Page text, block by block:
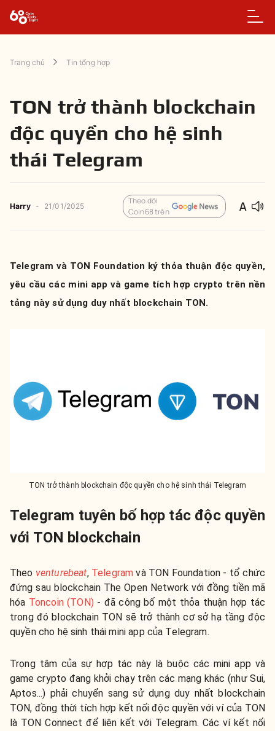
Trang chủ Tin tổng hợp
TON trở thành blockchain
độc quyền cho hệ sinh
thái Telegram
Harry - 21/01/2025
Theo dõi
Coin68 trên
Telegram và TON Foundation ký thỏa thuận độc quyền,
yêu cầu các mini app và game tích hợp crypto trên nền
tảng này sử dụng duy nhất blockchain TON.
TON trở thành blockchain độc quyền cho hệ sinh thái Telegram
Telegram tuyên bố hợp tác độc quyền
với TON blockchain
Theo venturebeat, Telegram và TON Foundation - tổ chức
đứng sau blockchain The Open Network với đồng tiền mã
hóa Toncoin (TON) - đã công bố một thỏa thuận hợp tác
trong đó blockchain TON sẽ trở thành cơ sở hạ tầng độc
quyền cho hệ sinh thái mini app của Telegram.
Trọng tâm của sự hợp tác này là buộc các mini app và
game crypto đang khởi chạy trên các mạng khác (như Sui,
Aptos...) phải chuyển sang sử dụng duy nhất blockchain
TON, đồng thời tích hợp kết nối độc quyền với ví của TON
là TON Connect để liên kết với Telegram. Các ví kết nối